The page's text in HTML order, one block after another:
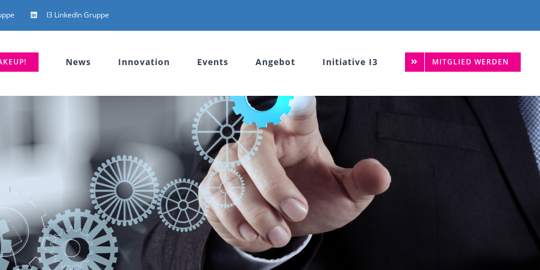
I3 LinkedIn Gruppe
News Innovation Events Angebot Initiative I3 MITGLIED WERDEN